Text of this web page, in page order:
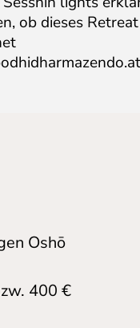
ob dieses
Oshō
400 €